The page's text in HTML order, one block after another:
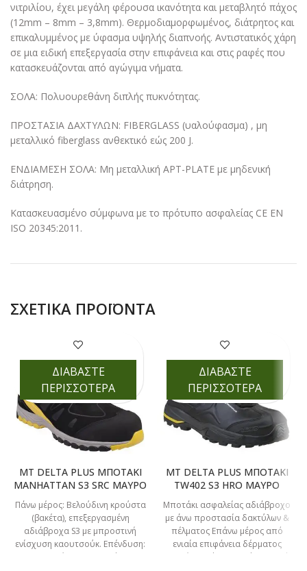
νιτριλίου, έχει μεγάλη φέρουσα ικανότητα και μεταβλητό πάχος
(12mm – 8mm – 3,8mm). Θερμοδιαμορφωμένος, διάτρητος και
επικαλυμμένος με ύφασμα υψηλής διαπνοής. Αντιστατικός χάρη
σε μια ειδική επεξεργασία στην επιφάνεια και στις ραφές που
κατασκευάζονται από αγώγιμα νήματα.
ΣΟΛΑ: Πολυουρεθάνη διπλής πυκνότητας.
ΠΡΟΣΤΑΣΙΑ ΔΑΧΤΥΛΩΝ: FIBERGLASS (υαλούφασμα) , μη
μεταλλικό fiberglass ανθεκτικό εώς 200 J.
ΕΝΔΙΑΜΕΣΗ ΣΟΛΑ: Μη μεταλλική APT-PLATE με μηδενική
διάτρηση.
Κατασκευασμένο σύμφωνα με το πρότυπο ασφαλείας CE EN
ISO 20345:2011.
ΣΧΕΤΙΚΆ ΠΡΟΪΌΝΤΑ
MT DELTA PLUS ΜΠΟΤΑΚΙ
MANHATTAN S3 SRC ΜΑΥΡΟ
Πάνω μέρος: Βελούδινη κρούστα
(βακέτα), επεξεργασμένη
αδιάβροχα S3 με μπροστινή
ενίσχυση καουτσούκ. Επένδυση:
Μη υφασμένο και πλεκτό mesh
ΔΙΑΒΑΣΤΕ
ΠΕΡΙΣΣΟΤΕΡΑ
MT DELTA PLUS ΜΠΟΤΑΚΙ
TW402 S3 HRO ΜΑΥΡΟ
Μποτάκι ασφαλείας αδιάβροχο
με άνω προστασία δακτύλων &
πέλματος Επάνω μέρος από
ενιαία επιφάνεια δέρματος
υψηλής ποιότητας Φόδρα από
ΔΙΑΒΑΣΤΕ
ΠΕΡΙΣΣΟΤΕΡΑ